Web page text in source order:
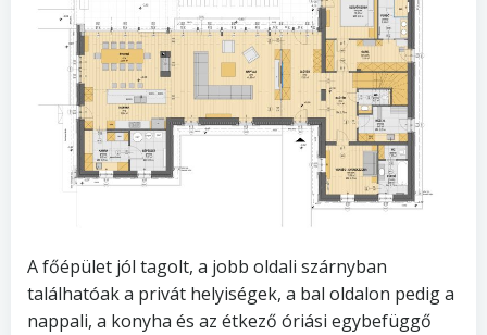
A főépület jól tagolt, a jobb oldali szárnyban
találhatóak a privát helyiségek, a bal oldalon pedig a
nappali, a konyha és az étkező óriási egybefüggő